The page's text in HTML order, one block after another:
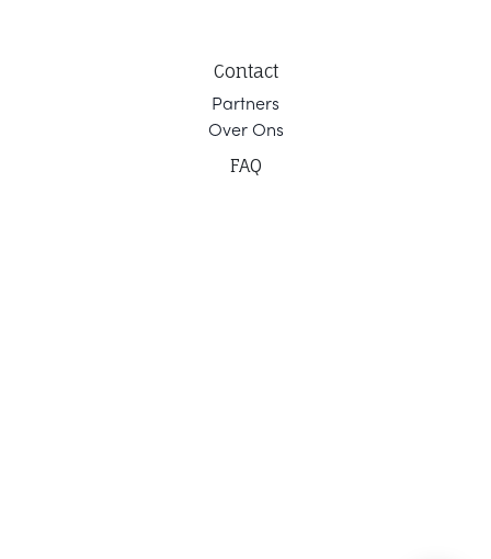
Contact
Partners
Over Ons
FAQ